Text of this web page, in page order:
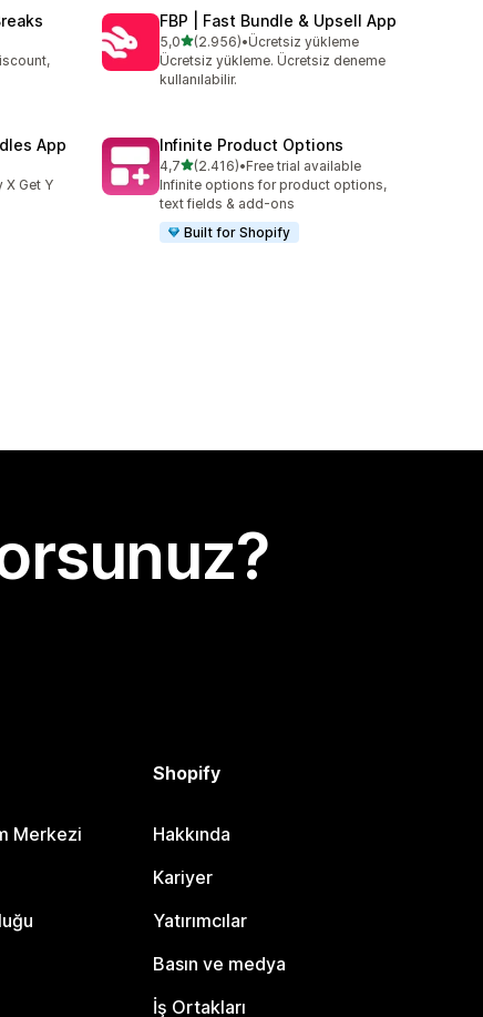
FBP | Fast Bundle & Upsell App
5,05 yıldız üzerinden
(2.956)
toplam 2956 değerlendirme
•Ücretsiz yükleme
Ücretsiz yükleme. Ücretsiz deneme
kullanılabilir.
App
X Get Y
Infinite Product Options
4,75 yıldız üzerinden
(2.416)
toplam 2416 değerlendirme
•Free trial available
Infinite options for product options,
text fields & add-ons
Built for Shopify
Merkezi
Shopify
Hakkında
Kariyer
Yatırımcılar
Basın ve medya
İş Ortakları